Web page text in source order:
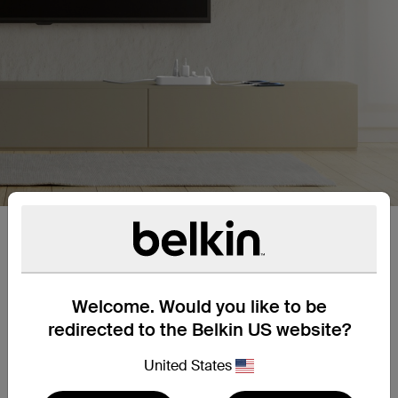
Welcome. Would you like to be
redirected to the Belkin US website?
United States
Protection jusqu'à 650 joules.
Voyant de protection pratique.